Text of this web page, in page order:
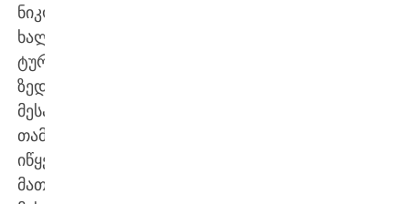
ნიკოლოზ
ხალვაში.
ტურნირის
ზედიზედ
მესამე
თამაშს
იწყებენ
მათე